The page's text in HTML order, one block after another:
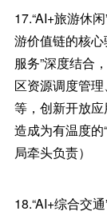
17.“AI+旅游休
游价值链的核心
服务”深度结合
区资源调度管
等，创新开放
造成为有温度
局牵头负责）
18.“AI+综合交